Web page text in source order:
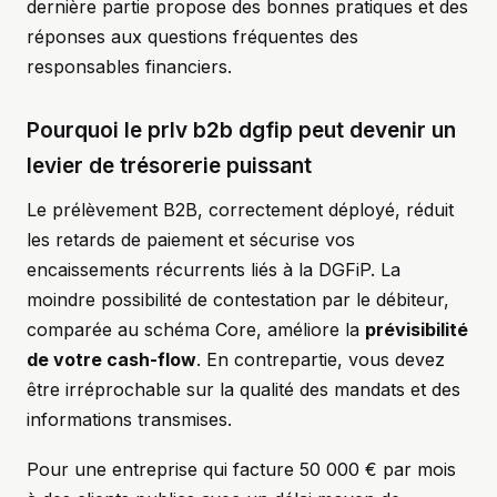
dernière partie propose des bonnes pratiques et des
réponses aux questions fréquentes des
responsables financiers.
Pourquoi le prlv b2b dgfip peut devenir un
levier de trésorerie puissant
Le prélèvement B2B, correctement déployé, réduit
les retards de paiement et sécurise vos
encaissements récurrents liés à la DGFiP. La
moindre possibilité de contestation par le débiteur,
comparée au schéma Core, améliore la prévisibilité
de votre cash-flow. En contrepartie, vous devez
être irréprochable sur la qualité des mandats et des
informations transmises.
Pour une entreprise qui facture 50 000 € par mois